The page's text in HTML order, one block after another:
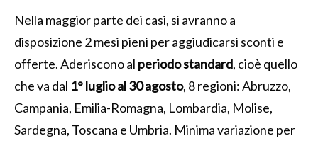
Nella maggior parte dei casi, si avranno a
disposizione 2 mesi pieni per aggiudicarsi sconti e
offerte. Aderiscono al periodo standard, cioè quello
che va dal 1° luglio al 30 agosto, 8 regioni: Abruzzo,
Campania, Emilia-Romagna, Lombardia, Molise,
Sardegna, Toscana e Umbria. Minima variazione per